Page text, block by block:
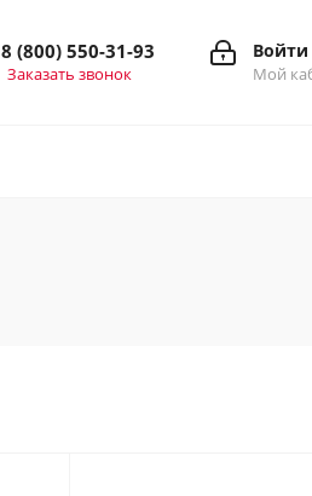
Войти
8 (800) 550-31-93
Заказать звонок